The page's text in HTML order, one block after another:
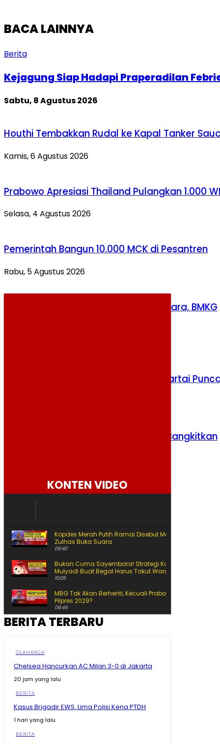
BACA LAINNYA
Berita
Kejagung Siap Hadapi Praperadilan
Sabtu, 8 Agustus 2026
Houthi Tembakkan Rudal ke Kapal Tanker
Kamis, 6 Agustus 2026
Prabowo Apresiasi Thailand Pulangkan 1.000
Selasa, 4 Agustus 2026
Pemerintah Bangun 10.000 MCK di Pesantren
Rabu, 5 Agustus 2026
Gempa Dini Hari Guncang Maluku Utara, BMKG
Persib dan Persebaya Adu Kuat di Partai
Erick Thohir Yakin Herdman Mampu Bangkitkan
KONTEN VIDEO
Kopdes Merah Putih Ramai Disebut Masih Kosong,
Zulhas Buka Suara
09:40
Bukan Cuma Sayembara! Strategi Kang Dedi
Mulyadi Buat Begal Harus Takut Warga
10:05
MBG Tak Akan Berhenti, Kecuali Prabowo Kalah di
Pilpres 2029?
09:49
Pernah Hidup Pas-Pasan dan Dihina Ini Jalan Amran
10:16
Bikin Prabowo Kaget! Begini Inovasi Rumah Tahan
Buku SD-SMA Dicek Prabowo Satu per Satu, Begini
Perbandingannya dengan Luar Negeri
BERITA TERBARU
OLAHRAGA
Chelsea Hancurkan AC Milan 3-0 di Jakarta
20 jam yang lalu
BERITA
Kasus Brigadir EWS, Lima Polisi Kena PTDH
1 hari yang lalu
BERITA